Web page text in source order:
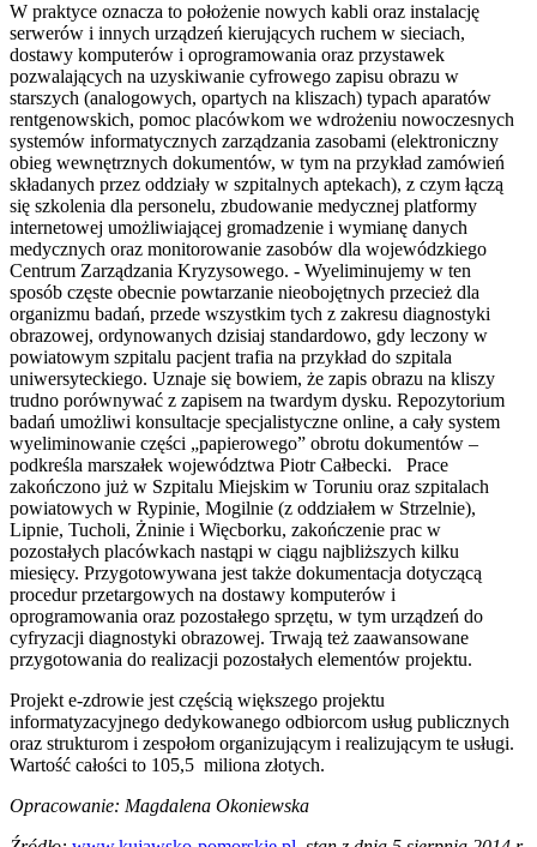
W praktyce oznacza to położenie nowych kabli oraz instalację
serwerów i innych urządzeń kierujących ruchem w sieciach,
dostawy komputerów i oprogramowania oraz przystawek
pozwalających na uzyskiwanie cyfrowego zapisu obrazu w
starszych (analogowych, opartych na kliszach) typach aparatów
rentgenowskich, pomoc placówkom we wdrożeniu nowoczesnych
systemów informatycznych zarządzania zasobami (elektroniczny
obieg wewnętrznych dokumentów, w tym na przykład zamówień
składanych przez oddziały w szpitalnych aptekach), z czym łączą
się szkolenia dla personelu, zbudowanie medycznej platformy
internetowej umożliwiającej gromadzenie i wymianę danych
medycznych oraz monitorowanie zasobów dla wojewódzkiego
Centrum Zarządzania Kryzysowego. - Wyeliminujemy w ten
sposób częste obecnie powtarzanie nieobojętnych przecież dla
organizmu badań, przede wszystkim tych z zakresu diagnostyki
obrazowej, ordynowanych dzisiaj standardowo, gdy leczony w
powiatowym szpitalu pacjent trafia na przykład do szpitala
uniwersyteckiego. Uznaje się bowiem, że zapis obrazu na kliszy
trudno porównywać z zapisem na twardym dysku. Repozytorium
badań umożliwi konsultacje specjalistyczne online, a cały system
wyeliminowanie części „papierowego” obrotu dokumentów –
podkreśla marszałek województwa Piotr Całbecki. Prace
zakończono już w Szpitalu Miejskim w Toruniu oraz szpitalach
powiatowych w Rypinie, Mogilnie (z oddziałem w Strzelnie),
Lipnie, Tucholi, Żninie i Więcborku, zakończenie prac w
pozostałych placówkach nastąpi w ciągu najbliższych kilku
miesięcy. Przygotowywana jest także dokumentacja dotyczącą
procedur przetargowych na dostawy komputerów i
oprogramowania oraz pozostałego sprzętu, w tym urządzeń do
cyfryzacji diagnostyki obrazowej. Trwają też zaawansowane
przygotowania do realizacji pozostałych elementów projektu.
Projekt e-zdrowie jest częścią większego projektu
informatyzacyjnego dedykowanego odbiorcom usług publicznych
oraz strukturom i zespołom organizującym i realizującym te usługi.
Wartość całości to 105,5 miliona złotych.
Opracowanie: Magdalena Okoniewska